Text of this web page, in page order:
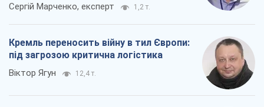
Сергій Марченко, експерт 1,2 т.
Кремль переносить війну в тил Європи:
під загрозою критична логістика
Віктор Ягун 12,4 т.